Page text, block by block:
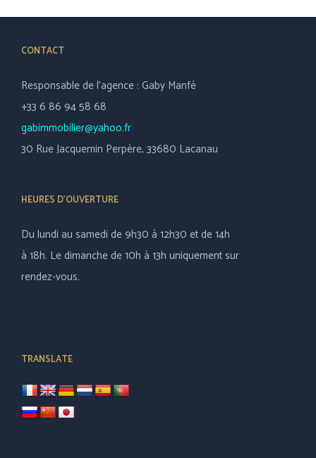
CONTACT
Responsable de l’agence : Gaby Manfé
+33 6 86 94 58 68
gabimmobilier@yahoo.fr
30 Rue Jacquemin Perpère, 33680 Lacanau
HEURES D’OUVERTURE
Du lundi au samedi de 9h30 à 12h30 et de 14h
à 18h. Le dimanche de 10h à 13h uniquement sur
rendez-vous.
TRANSLATE